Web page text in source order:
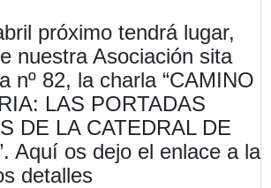
próximo tendrá lugar,
nuestra Asociación sita
nº 82, la charla “CAMINO
LAS PORTADAS
DE LA CATEDRAL DE
Aquí os dejo el enlace a la
detalles